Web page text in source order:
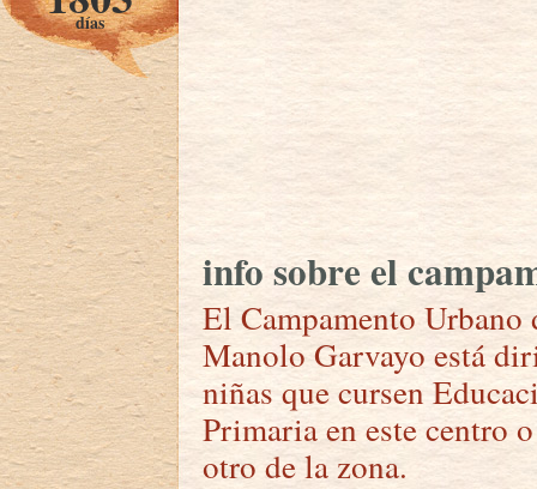
días
info sobre el
El Campamento Urbano
Manolo Garvayo está
niñas que cursen
Primaria en este centro
otro de la zona.